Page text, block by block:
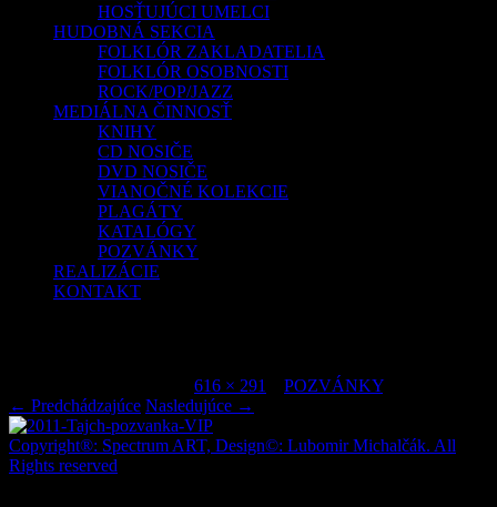
HOSŤUJÚCI UMELCI
HUDOBNÁ SEKCIA
FOLKLÓR ZAKLADATELIA
FOLKLÓR OSOBNOSTI
ROCK/POP/JAZZ
MEDIÁLNA ČINNOSŤ
KNIHY
CD NOSIČE
DVD NOSIČE
VIANOČNÉ KOLEKCIE
PLAGÁTY
KATALÓGY
POZVÁNKY
REALIZÁCIE
KONTAKT
616 × 291 POZVÁNKY.
← Predchádzajúce Nasledujúce →
Copyright®: Spectrum ART, Design©: Lubomir Michalčák. All
Rights reserved